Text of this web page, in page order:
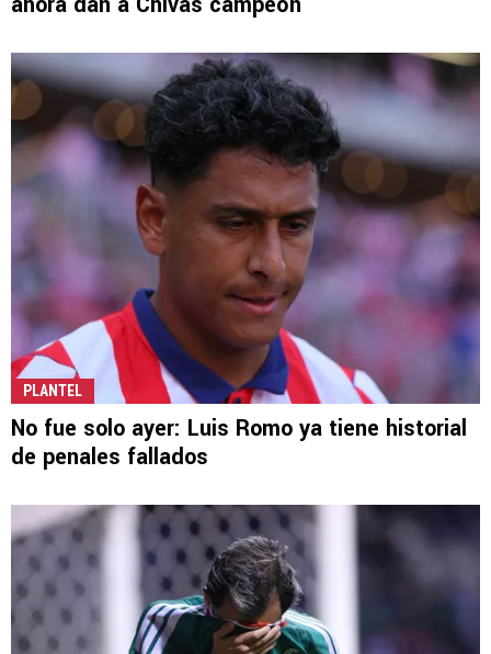
PLANTEL
No fue solo ayer: Luis Romo ya tiene historial
de penales fallados